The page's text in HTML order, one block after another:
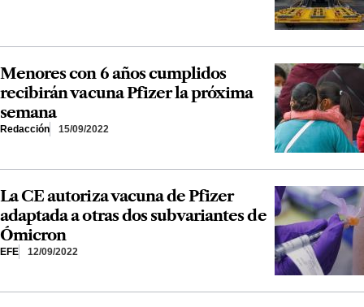
Menores con 6 años cumplidos
recibirán vacuna Pfizer la próxima
semana
Redacción 15/09/2022
La CE autoriza vacuna de Pfizer
adaptada a otras dos subvariantes de
Ómicron
EFE 12/09/2022